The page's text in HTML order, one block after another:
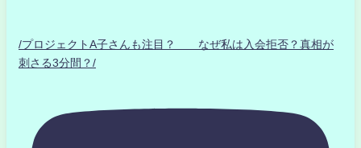
/プロジェクトA子さんも注目？ なぜ私は入会拒否？真相が
刺さる3分間？/